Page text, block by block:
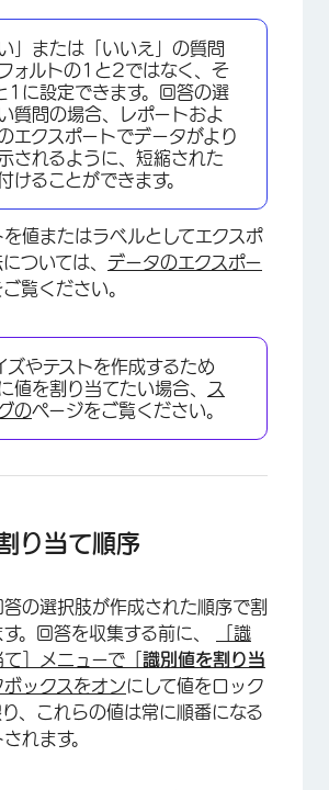
い」または「いいえ」の質問
ォルトの1と2ではなく、そ
1に設定できます。回答の選
質問の場合、レポートおよ
エクスポートでデータがより
されるように、短縮された
けることができます。
値またはラベルとしてエクスポ
ついては、 データのエクスポー
覧ください。
ズやテストを作成するため
値を割り当てたい場合、
ス
のページをご覧ください。
り当て順序
の選択肢が作成された順序で割
。回答を収集する前に、
［識
］メニューで［ 識別値を割り当
ボックスをオンにして値をロック
、これらの値は常に順番になる
れます。